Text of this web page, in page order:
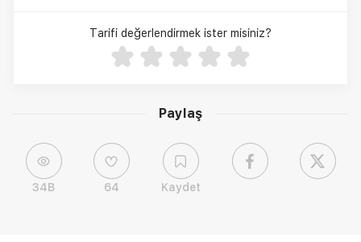
Paylaş
34B 64 Kaydet
Tarifi değerlendirmek ister misiniz?